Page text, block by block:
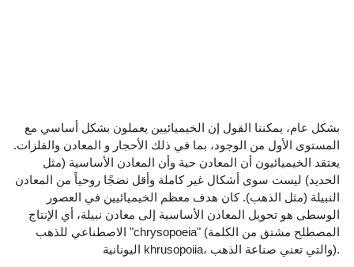
بشكل عام، يمكننا القول إن الخيميائيين يعملون بشكل أساسي مع
المستوى الأول من الوجود، بما في ذلك الأحجار و المعادن والفلزات.
يعتقد الخيميائيون أن المعادن حية وأن المعادن الأساسية (مثل
الحديد) ليست سوى أشكال غير كاملة وأقل نضجًا روحياً من المعادن
النبيلة (مثل الذهب). كان هدف معظم الخيميائيين في العصور
الوسطى هو تحويل المعادن الأساسية إلى معادن نبيلة، أي الإنتاج
الاصطناعي للذهب "chrysopoeia" (المصطلح مشتق من الكلمة
اليونانية khrusopoiia، والتي تعني صناعة الذهب).